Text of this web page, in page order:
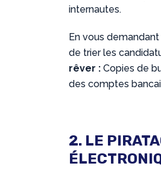
internautes.
En vous
de trier les
rêver : Copies de
des comptes
2. LE